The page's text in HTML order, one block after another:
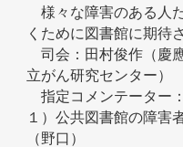
様々な障害のある人
くために図書館に期待
司会：田村俊作（慶
立がん研究センター）
指定コメンテーター
１）公共図書館の障害
（野口）